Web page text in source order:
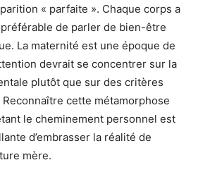
« parfaite ». Chaque corps a
de parler de bien-être
La maternité est une époque de
devrait se concentrer sur la
plutôt que sur des critères
cette métamorphose
le cheminement personnel est
d’embrasser la réalité de
mère.